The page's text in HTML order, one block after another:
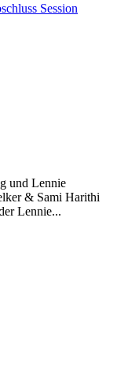
Session
und Lennie
& Sami Harithi
Lennie...